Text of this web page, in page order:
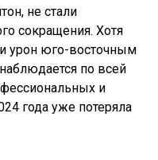
не стали
сокращения. Хотя
урон юго-восточным
по всей
и
года уже потеряла